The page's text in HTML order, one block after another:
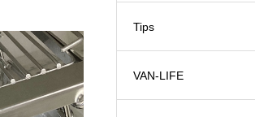
Tips
VAN-LIFE